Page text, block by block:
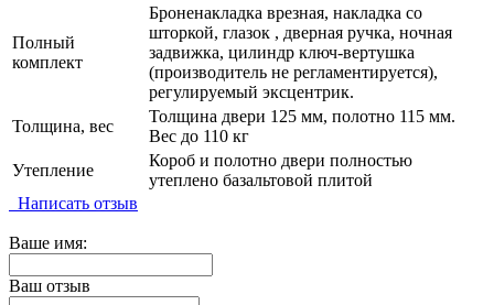
Полный
комплект
Броненакладка врезная, накладка со
шторкой, глазок , дверная ручка, ночная
задвижка, цилиндр ключ-вертушка
(производитель не регламентируется),
регулируемый эксцентрик.
Толщина, вес
Толщина двери 125 мм, полотно 115 мм.
Вес до 110 кг
Утепление
Короб и полотно двери полностью
утеплено базальтовой плитой
Написать отзыв
Ваше имя:
Ваш отзыв